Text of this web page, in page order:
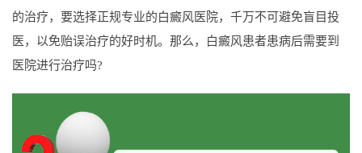
的治疗，要选择正规专业的白癜风医院，千万不可避免盲目投
医，以免贻误治疗的好时机。那么，白癜风患者患病后需要到
医院进行治疗吗?